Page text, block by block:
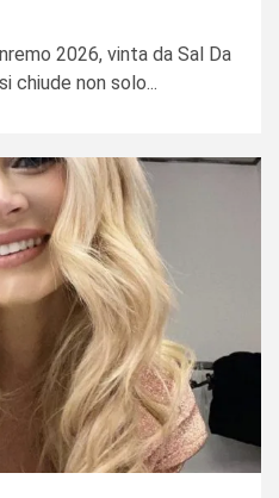
2026, vinta da Sal Da
chiude non solo...